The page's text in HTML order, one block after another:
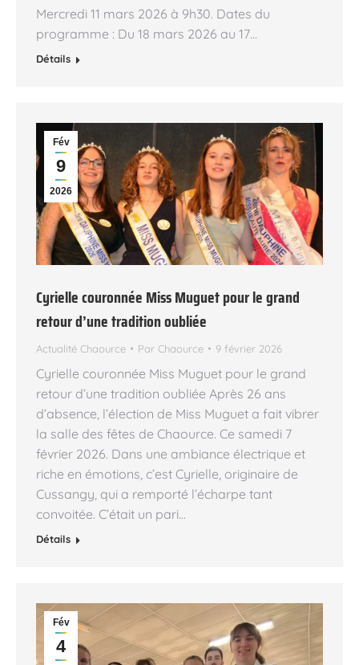
Mercredi 11 mars 2026 à 9h30. Dates du
programme : Du 18 mars 2026 au 17…
Détails
Fév
9
2026
Cyrielle couronnée Miss Muguet pour le grand
retour d’une tradition oubliée
Actualité Chaource Par Chaource 9 février 2026
Cyrielle couronnée Miss Muguet pour le grand
retour d’une tradition oubliée Après 26 ans
d’absence, l’élection de Miss Muguet a fait vibrer
la salle des fêtes de Chaource. Ce samedi 7
février 2026. Dans une ambiance électrique et
riche en émotions, c’est Cyrielle, originaire de
Cussangy, qui a remporté l’écharpe tant
convoitée. C’était un pari…
Détails
Fév
4